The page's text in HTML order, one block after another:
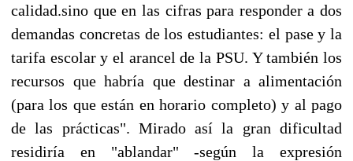
calidad.sino que en las cifras para responder a dos
demandas concretas de los estudiantes: el pase y la
tarifa escolar y el arancel de la PSU. Y también los
recursos que habría que destinar a alimentación
(para los que están en horario completo) y al pago
de las prácticas". Mirado así la gran dificultad
residiría en "ablandar" -según la expresión